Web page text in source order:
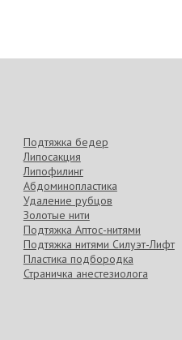
Подтяжка бедер
Липосакция
Липофилинг
Абдоминопластика
Удаление рубцов
Золотые нити
Подтяжка Аптос-нитями
Подтяжка нитями Силуэт-Лифт
Пластика подбородка
Страничка анестезиолога